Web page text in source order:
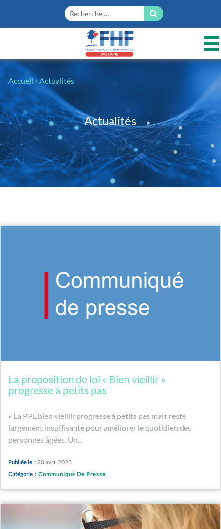
Accueil »Actualités
Actualités
La proposition de loi « Bien vieillir »
progresse à petits pas
« La PPL bien vieillir progresse à petits pas mais reste
largement insuffisante pour améliorer le quotidien des
personnes âgées. Un...
Publiée le : 20 avril 2023
Catégorie : Communiqué De Presse
Panneau de gestion des cookies